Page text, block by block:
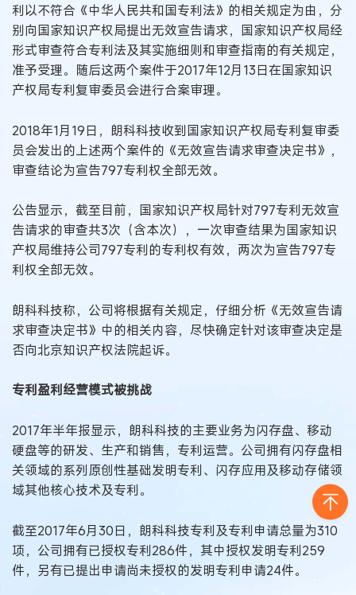
利以不符合《中华人民共和国专利法》的相关规定为由，分
别向国家知识产权局提出无效宣告请求，国家知识产权局经
形式审查符合专利法及其实施细则和审查指南的有关规定，
准予受理。随后这两个案件于2017年12月13日在国家知识
产权局专利复审委员会进行合案审理。
2018年1月19日，朗科科技收到国家知识产权局专利复审委
员会发出的上述两个案件的《无效宣告请求审查决定书》，
审查结论为宣告797专利权全部无效。
公告显示，截至目前，国家知识产权局针对797专利无效宣
告请求的审查共3次（含本次），一次审查结果为国家知识
产权局维持公司797专利的专利权有效，两次为宣告797专
利权全部无效。
朗科科技称，公司将根据有关规定，仔细分析《无效宣告请
求审查决定书》中的相关内容，尽快确定针对该审查决定是
否向北京知识产权法院起诉。
专利盈利经营模式被挑战
2017年半年报显示，朗科科技的主要业务为闪存盘、移动
硬盘等的研发、生产和销售，专利运营。公司拥有闪存盘相
关领域的系列原创性基础发明专利、闪存应用及移动存储领
域其他核心技术及专利。
截至2017年6月30日，朗科科技专利及专利申请总量为310
项，公司拥有已授权专利286件，其中授权发明专利259
件，另有已提出申请尚未授权的发明专利申请24件。